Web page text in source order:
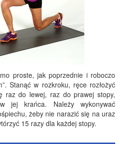
proste, jak poprzednie i roboczo
Stanąć w rozkroku, ręce rozłożyć
raz do lewej, raz do prawej stopy,
jej krańca. Należy wykonywać
żeby nie narazić się na uraz
15 razy dla każdej stopy.